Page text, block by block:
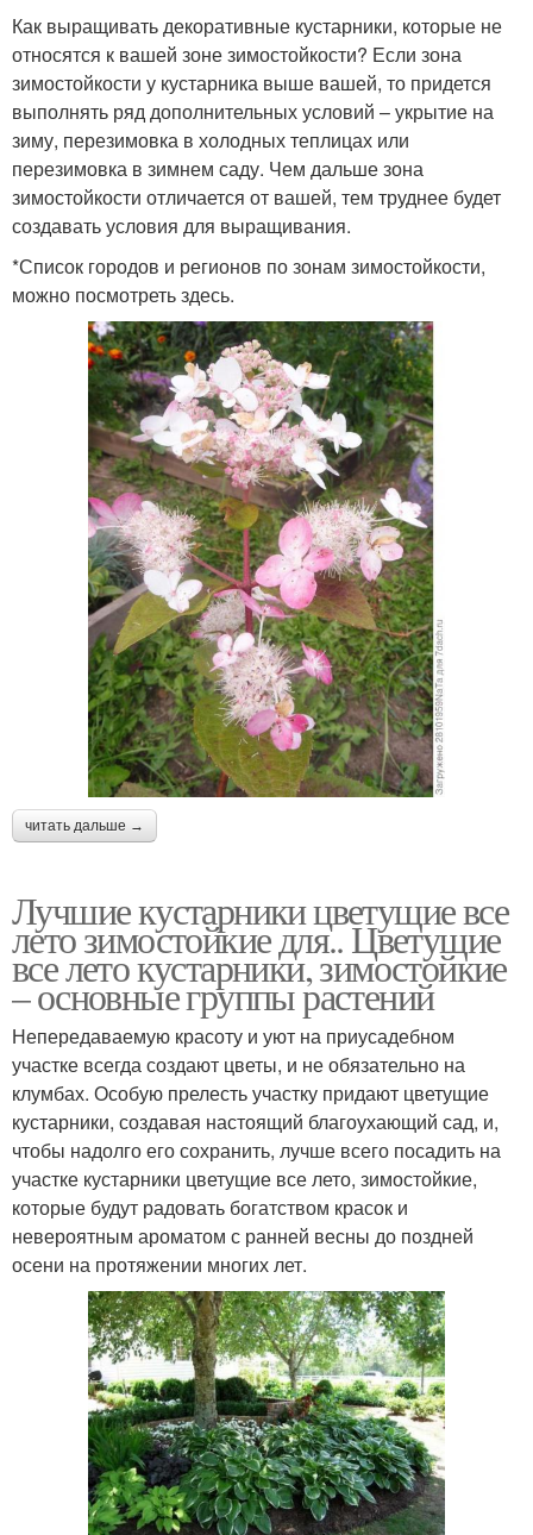
Как выращивать декоративные кустарники, которые не
относятся к вашей зоне зимостойкости? Если зона
зимостойкости у кустарника выше вашей, то придется
выполнять ряд дополнительных условий – укрытие на
зиму, перезимовка в холодных теплицах или
перезимовка в зимнем саду. Чем дальше зона
зимостойкости отличается от вашей, тем труднее будет
создавать условия для выращивания.
*Список городов и регионов по зонам зимостойкости,
можно посмотреть здесь.
читать дальше →
Лучшие кустарники цветущие все
лето зимостойкие для.. Цветущие
все лето кустарники, зимостойкие
– основные группы растений
Непередаваемую красоту и уют на приусадебном
участке всегда создают цветы, и не обязательно на
клумбах. Особую прелесть участку придают цветущие
кустарники, создавая настоящий благоухающий сад, и,
чтобы надолго его сохранить, лучше всего посадить на
участке кустарники цветущие все лето, зимостойкие,
которые будут радовать богатством красок и
невероятным ароматом с ранней весны до поздней
осени на протяжении многих лет.